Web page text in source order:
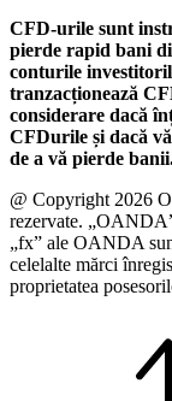
CFD-urile sunt
pierde rapid bani
conturile
tranzacționează
considerare dacă
CFDurile și dacă
de a vă pierde
@ Copyright 2026
rezervate.
„fx” ale OANDA
celelalte mărci
proprietatea